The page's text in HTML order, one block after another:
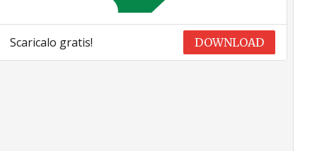
Scaricalo gratis! DOWNLOAD